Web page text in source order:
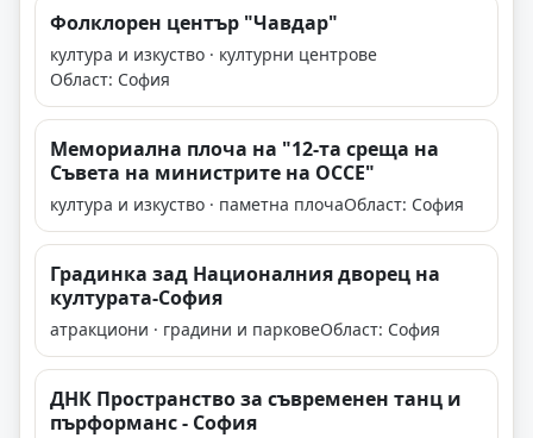
Фолклорен център "Чавдар"
култура и изкуство · културни центрове
Област: София
Мемориална плоча на "12-та среща на
Съвета на министрите на ОССЕ"
култура и изкуство · паметна плочаОбласт: София
Градинка зад Националния дворец на
културата-София
атракциони · градини и парковеОбласт: София
ДНК Пространство за съвременен танц и
пърформанс - София